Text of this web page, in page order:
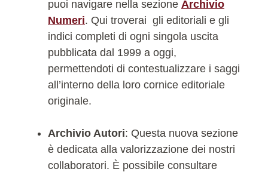
puoi navigare nella sezione Archivio
Numeri. Qui troverai gli editoriali e gli
indici completi di ogni singola uscita
pubblicata dal 1999 a oggi,
permettendoti di contestualizzare i saggi
all’interno della loro cornice editoriale
originale.
Archivio Autori: Questa nuova sezione
è dedicata alla valorizzazione dei nostri
collaboratori. È possibile consultare